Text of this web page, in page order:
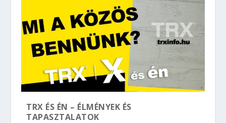
TRX ÉS ÉN – ÉLMÉNYEK ÉS
TAPASZTALATOK